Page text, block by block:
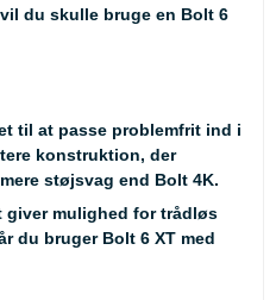
du skulle bruge en Bolt 6
til at passe problemfrit ind i
konstruktion, der
støjsvag end Bolt 4K.
giver mulighed for trådløs
du bruger Bolt 6 XT med